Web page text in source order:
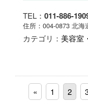
TEL： 011-886-
住所：004-0873 北
カテゴリ： 美容室
« 1 2